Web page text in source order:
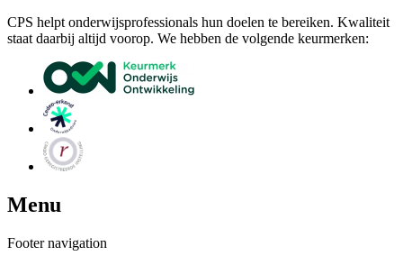
CPS helpt onderwijsprofessionals hun doelen te bereiken. Kwaliteit
staat daarbij altijd voorop. We hebben de volgende keurmerken:
Menu
Footer navigation